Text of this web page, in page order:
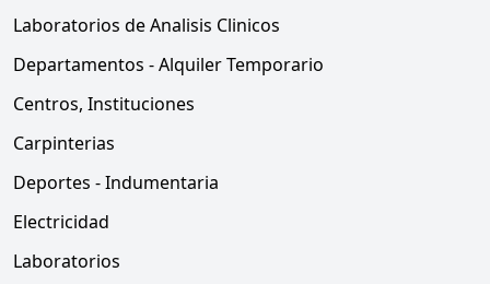
Laboratorios de Analisis Clinicos
Departamentos - Alquiler Temporario
Centros, Instituciones
Carpinterias
Deportes - Indumentaria
Electricidad
Laboratorios